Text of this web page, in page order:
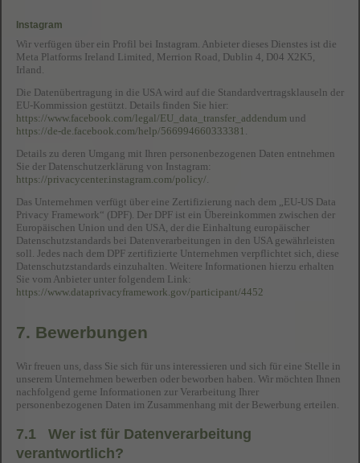
Instagram
Wir verfügen über ein Profil bei Instagram. Anbieter dieses Dienstes ist die
Meta Platforms Ireland Limited, Merrion Road, Dublin 4, D04 X2K5,
Irland.
Die Datenübertragung in die USA wird auf die Standardvertragsklauseln der
EU-Kommission gestützt. Details finden Sie hier:
https://www.facebook.com/legal/EU_data_transfer_addendum und
https://de-de.facebook.com/help/566994660333381 .
Details zu deren Umgang mit Ihren personenbezogenen Daten entnehmen
Sie der Datenschutzerklärung von Instagram:
https://privacycenter.instagram.com/policy/.
Das Unternehmen verfügt über eine Zertifizierung nach dem „EU-US Data
Privacy Framework“ (DPF). Der DPF ist ein Übereinkommen zwischen der
Europäischen Union und den USA, der die Einhaltung europäischer
Datenschutzstandards bei Datenverarbeitungen in den USA gewährleisten
soll. Jedes nach dem DPF zertifizierte Unternehmen verpflichtet sich, diese
Datenschutzstandards einzuhalten. Weitere Informationen hierzu erhalten
Sie vom Anbieter unter folgendem Link:
https://www.dataprivacyframework.gov/participant/4452
7. Bewerbungen
Wir freuen uns, dass Sie sich für uns interessieren und sich für eine Stelle in
unserem Unternehmen bewerben oder beworben haben. Wir möchten Ihnen
nachfolgend gerne Informationen zur Verarbeitung Ihrer
personenbezogenen Daten im Zusammenhang mit der Bewerbung erteilen.
7.1 Wer ist für Datenverarbeitung
verantwortlich?